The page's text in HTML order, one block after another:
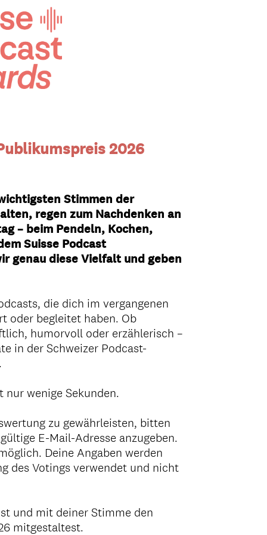
2026
Stimmen der
regen zum Nachdenken an
– beim Pendeln, Kochen,
Suisse Podcast
genau diese Vielfalt und geben
die dich im vergangenen
oder begleitet haben. Ob
humorvoll oder erzählerisch –
in der Schweizer Podcast-
wenige Sekunden.
zu gewährleisten, bitten
E-Mail-Adresse anzugeben.
Deine Angaben werden
des Votings verwendet und nicht
und mit deiner Stimme den
mitgestaltest.